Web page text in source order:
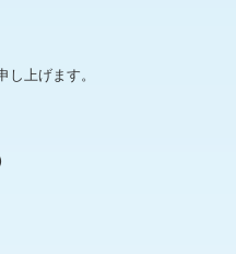
上げます。